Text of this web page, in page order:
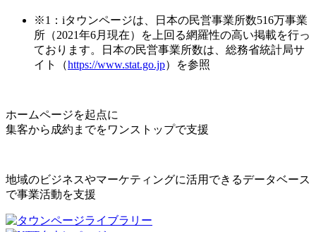
※1：iタウンページは、日本の民営事業所数516万事業
所（2021年6月現在）を上回る網羅性の高い掲載を行っ
ております。日本の民営事業所数は、総務省統計局サ
イト（https://www.stat.go.jp）を参照
ホームページを起点に
集客から成約までをワンストップで支援
地域のビジネスやマーケティングに活用できるデータベース
で事業活動を支援